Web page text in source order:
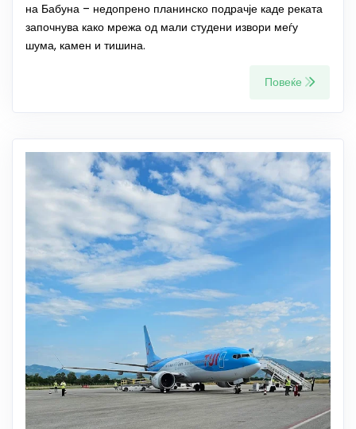
на Бабуна – недопрено планинско подрачје каде реката
започнува како мрежа од мали студени извори меѓу
шума, камен и тишина.
Повеќе